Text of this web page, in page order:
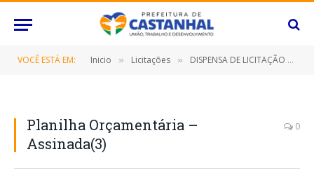
VOCÊ ESTÁ EM: Inicio » Licitações » DISPENSA DE LICITAÇÃO Nº 008/2022 (Contratação de empresa especializada para a reforma da EMEIF Madre Maria Viganó, para atender as necessidades da Secretaria Municipal de Educação)
Planilha Orçamentária –
Assinada(3)
0